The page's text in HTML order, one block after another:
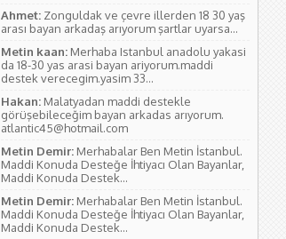
Ahmet: Zonguldak ve çevre illerden 18 30 yaş
arası bayan arkadaş arıyorum şartlar uyarsa...
Metin kaan: Merhaba Istanbul anadolu yakasi
da 18-30 yas arasi bayan ariyorum.maddi
destek verecegim.yasim 33...
Hakan: Malatyadan maddi destekle
görüşebileceğim bayan arkadas arıyorum.
atlantic45@hotmail.com
Metin Demir: Merhabalar Ben Metin İstanbul.
Maddi Konuda Desteğe İhtiyacı Olan Bayanlar,
Maddi Konuda Destek...
Metin Demir: Merhabalar Ben Metin İstanbul.
Maddi Konuda Desteğe İhtiyacı Olan Bayanlar,
Maddi Konuda Destek...